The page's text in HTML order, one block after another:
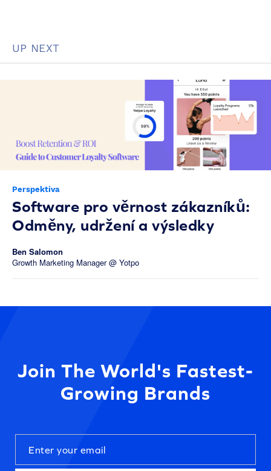
UP NEXT
Perspektiva
Software pro věrnost zákazníků:
Odměny, udržení a výsledky
Ben Salomon
Growth Marketing Manager @ Yotpo
Join The World's Fastest-
Growing Brands